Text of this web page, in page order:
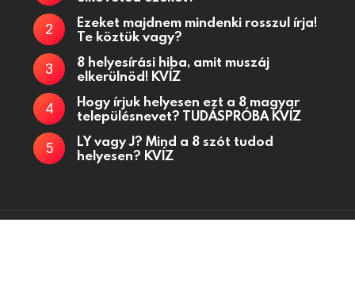
Ezeket majdnem mindenki rosszul írja!
Te köztük vagy?
8 helyesírási hiba, amit muszáj
elkerülnöd! KVÍZ
Hogy írjuk helyesen ezt a 8 magyar
településnevet? TUDÁSPRÓBA KVÍZ
LY vagy J? Mind a 8 szót tudod
helyesen? KVÍZ